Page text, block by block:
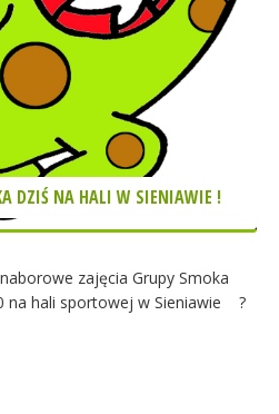
DZIŚ NA HALI W SIENIAWIE !
zajęcia Grupy Smoka
na hali sportowej w Sieniawie
?